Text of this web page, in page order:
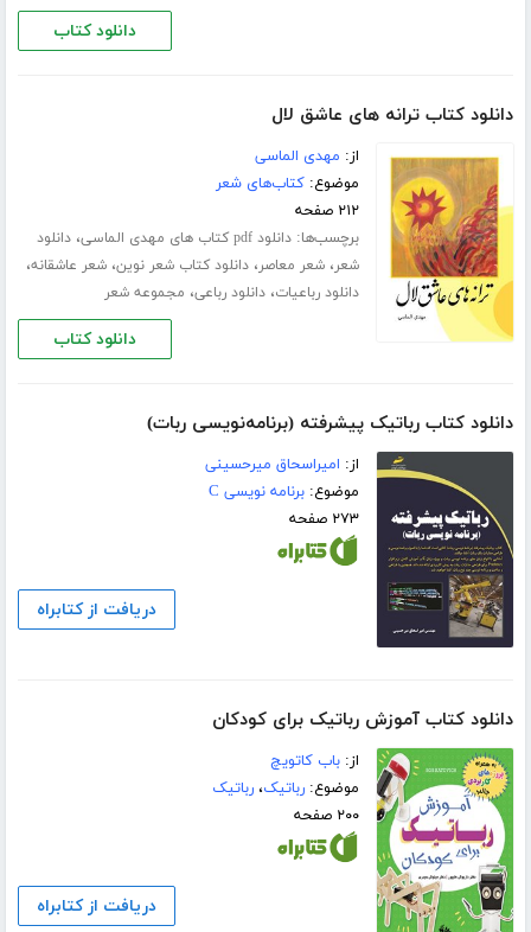
دانلود کتاب
دانلود کتاب ترانه های عاشق لال
از: مهدی الماسی
موضوع:کتاب‌های شعر
۲۱۲ صفحه
برچسب‌ها:دانلود pdf کتاب های مهدی الماسی ،دانلود
شعر،شعر معاصر،دانلود کتاب شعر نوین،شعر عاشقانه،
دانلود رباعیات،دانلود رباعی، مجموعه شعر
دانلود کتاب
دانلود کتاب رباتیک پیشرفته (برنامه‌نویسی ربات)
از: امیراسحاق میرحسینی
موضوع:برنامه نویسی C
۲۷۳ صفحه
دریافت از کتابراه
دانلود کتاب آموزش رباتیک برای کودکان
از:باب کاتویچ
موضوع:رباتیک،رباتیک
۲۰۰ صفحه
دریافت از کتابراه